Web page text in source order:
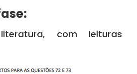
com leituras